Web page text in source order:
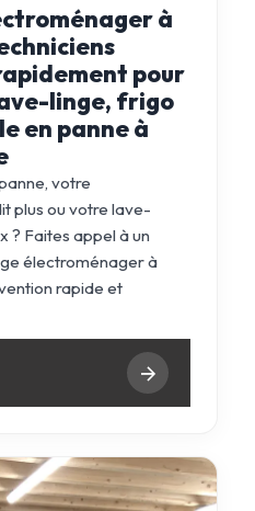
à
pour
linge, frigo
en panne à
votre
plus ou votre lave-
? Faites appel à un
électroménager à
rapide et